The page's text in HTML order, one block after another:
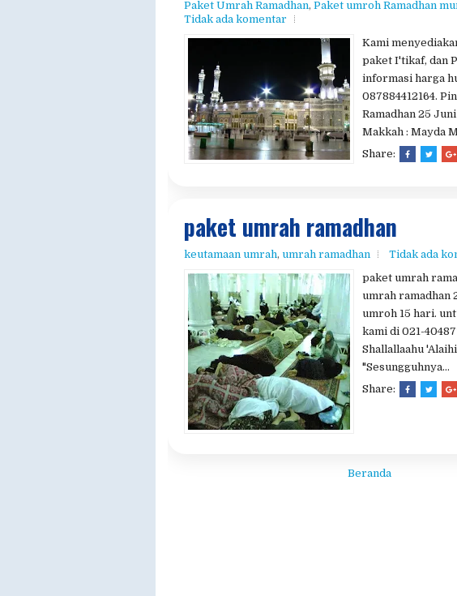
Ramadhan 25
Share:
paket umrah ramadhan
keutamaan umrah,umrah ramadhan
Tidak ada
kami di 021-
"Sesungguhnya...
Share:
Beranda